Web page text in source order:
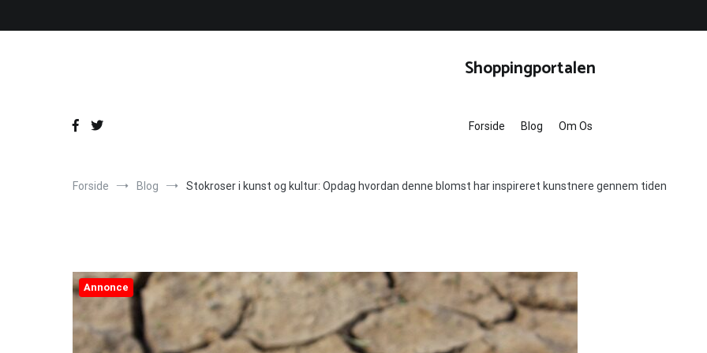
Shoppingportalen
Forside Blog Om Os
Forside Blog Stokroser i kunst og kultur: Opdag hvordan denne blomst har inspireret kunstnere gennem tiden
Annonce